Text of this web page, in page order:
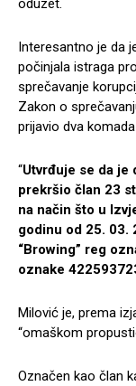
oduzet.
Interesantno je da
počinjala istraga
sprečavanje
Zakon o
prijavio dva
“Utvrđuje se da je
prekršio član 23
na način što u
godinu od 25. 03.
“Browing” reg
oznake
Milović je, prema
“omaškom
Označen kao član